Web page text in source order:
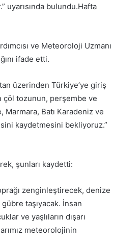
bulundu.Hafta
ve Meteoroloji Uzmanı
ifade etti.
üzerinden Türkiye’ye giriş
çöl tozunun, perşembe ve
Batı Karadeniz ve
kaydetmesini bekliyoruz.”
şunları kaydetti:
zenginleştirecek, denize
taşıyacak. İnsan
ve yaşlıların dışarı
meteorolojinin